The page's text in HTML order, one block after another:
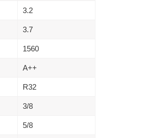
3.2
3.7
1560
A++
R32
3/8
5/8